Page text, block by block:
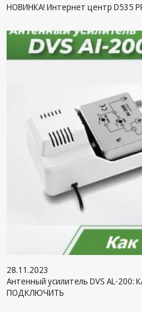
НОВИНКА! Интернет центр D535
28.11.2023
Антенный усилитель DVS AL-
ПОДКЛЮЧИТЬ